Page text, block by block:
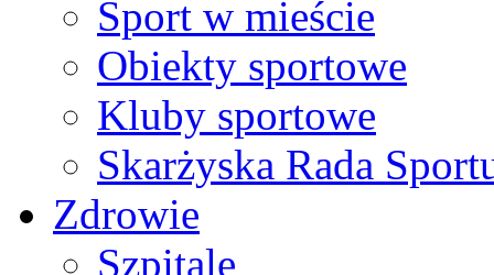
Sport w mieście
Obiekty sportowe
Kluby sportowe
Skarżyska Rada
Zdrowie
Szpitale